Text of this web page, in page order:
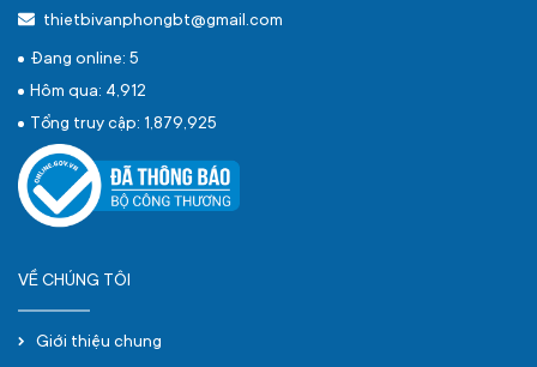
thietbivanphongbt@gmail.com
Đang online: 5
Hôm qua: 4,912
Tổng truy cập: 1,879,925
VỀ CHÚNG TÔI
Giới thiệu chung